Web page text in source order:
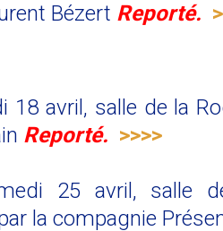
Bézert Reporté.
18 avril, salle de la
Reporté. >>>>
25 avril, salle
la compagnie